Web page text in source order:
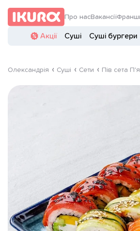
Про насВакансії
Акції Суші Суші бургери
Олександрія Суші Сети Пів сета